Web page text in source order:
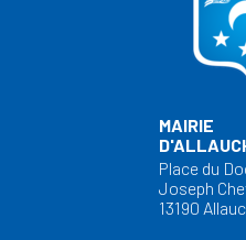
MAIRIE
Place du
Joseph
13190